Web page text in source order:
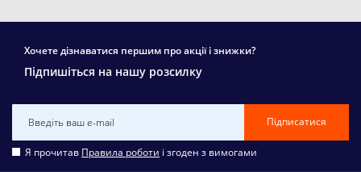
Хочете дізнаватися першим про акції і знижки?
Підпишіться на нашу розсилку
Підписатися
Я прочитав Правила роботи і згоден з вимогами